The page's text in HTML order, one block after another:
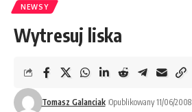
NEWSY
Wytresuj liska
Tomasz Galanciak Opublikowany 11/06/2008